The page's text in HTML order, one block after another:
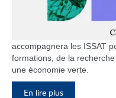
accompagnera les ISSAT
formations, de la
une économie verte.
En lire plus